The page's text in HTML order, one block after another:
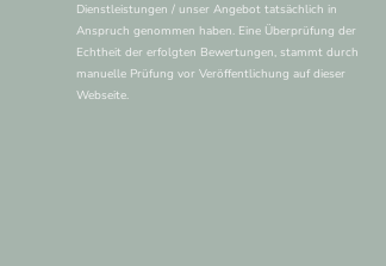
Dienstleistungen / unser Angebot tatsächlich in
Anspruch genommen haben. Eine Überprüfung der
Echtheit der erfolgten Bewertungen, stammt durch
manuelle Prüfung vor Veröffentlichung auf dieser
Webseite.